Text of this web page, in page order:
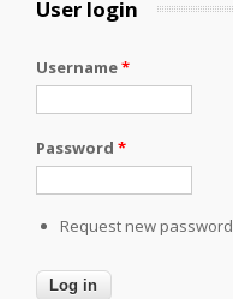
User login
Username*
Password *
Request new password